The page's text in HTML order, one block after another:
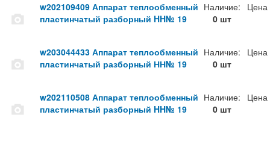
w202109409 Аппарат теплообменный
пластинчатый разборный HH№ 19
Наличие:
0 шт
Цена
w203044433 Аппарат теплообменный
пластинчатый разборный НН№ 19
Наличие:
0 шт
Цена
w202110508 Аппарат теплообменный
пластинчатый разборный HH№ 19
Наличие:
0 шт
Цена